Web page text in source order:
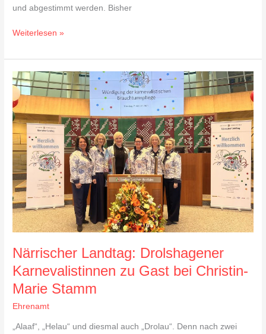
und abgestimmt werden. Bisher
Weiterlesen »
Närrischer Landtag: Drolshagener
Karnevalistinnen zu Gast bei Christin-
Marie Stamm
Ehrenamt
„Alaaf“, „Helau“ und diesmal auch „Drolau“. Denn nach zwei
Närrischer
Landtag:
Drolshagener
Karnevalistinnen
zu
Gast
bei
Christin-
Marie
Stamm